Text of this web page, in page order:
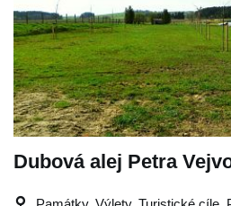
Dubová alej Petra